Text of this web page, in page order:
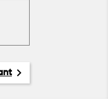
